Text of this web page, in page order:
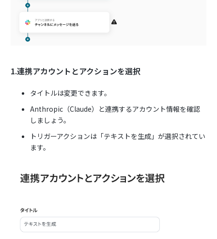
1.連携アカウントとアクションを選択
タイトルは変更できます。
Anthropic（Claude）と連携するアカウント情報を確認
しましょう。
トリガーアクションは「テキストを生成」が選択されてい
ます。